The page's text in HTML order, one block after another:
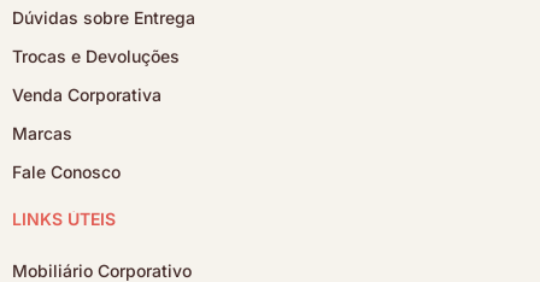
Dúvidas sobre Entrega
Trocas e Devoluções
Venda Corporativa
Marcas
Fale Conosco
LINKS ÚTEIS
Mobiliário Corporativo